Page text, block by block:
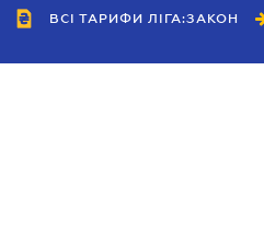
ВСІ ТАРИФИ ЛІГА:ЗАКОН